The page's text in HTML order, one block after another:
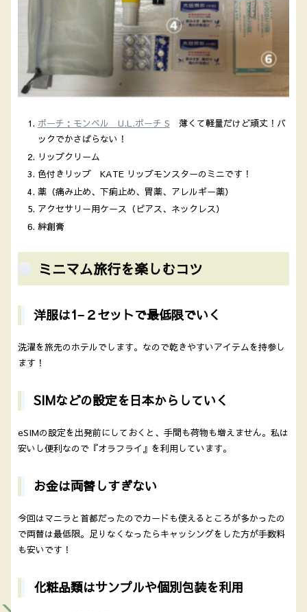
ポーチ：モンベル U.L.ポーチ S 薄くて軽量だけど頑丈！バ
ックでかさばらない！
リップクリーム
色付きリップ KATE リップモンスターのミニです！
薬（痛み止め、下痢止め、胃薬、アレルギー薬）
アクセサリー用ケース（ピアス、ネックレス）
絆創膏
ミニマム旅行を楽しむコツ
洋服は1−２セットで最低限でいく
洗濯を旅先のホテルでします。なので乾きやすいアイテムを持参し
ます！
SIMなどの設定を日本からしていく
eSIMの設定を出発前にしておくと、手間も荷物も増えません。私は
安いし便利なので『オラフライ』を利用しています。
お金は両替しすぎない
今回はマニラと首都だったのでカードも使えるところが多かったの
で両替は最低限。足りなくなったらキャッシングをした方が手数料
も安いです！
化粧品類はサンプルや個別包装を利用